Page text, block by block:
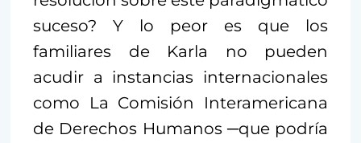
suceso? Y lo peor es que los
familiares de Karla no pueden
acudir a instancias internacionales
como La Comisión Interamericana
de Derechos Humanos ─que podría